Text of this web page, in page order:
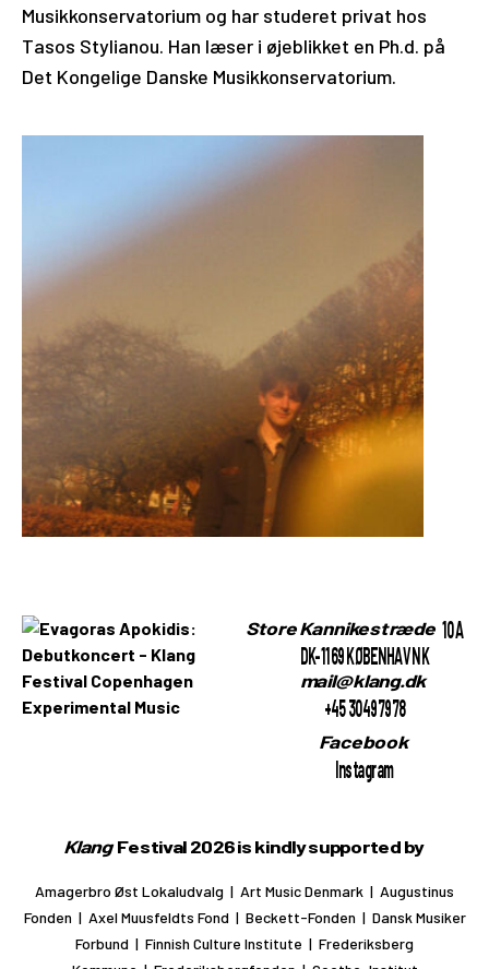
Musikkonservatorium og har studeret privat hos
Tasos Stylianou. Han læser i øjeblikket en Ph.d. på
Det Kongelige Danske Musikkonservatorium.
Store Kannikestræde 10A
DK-1169 KØBENHAVN K
mail@klang.dk
+45 30497978
Facebook
Instagram
KlangFestival 2026 is kindly supported by
Amagerbro Øst Lokaludvalg | Art Music Denmark | Augustinus
Fonden | Axel Muusfeldts Fond | Beckett-Fonden | Dansk Musiker
Forbund | Finnish Culture Institute | Frederiksberg